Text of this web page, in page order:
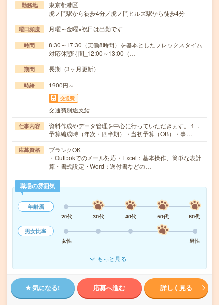
勤務地
東京都港区
虎ノ門駅から徒歩4分／虎ノ門ヒルズ駅から徒歩4分
曜日頻度 月曜～金曜※祝日は出勤です
時間
8:30～17:30（実働8時間）を基本としたフレックスタイム
対応休憩時間_12:00～13:00（…
期間 長期（3ヶ月更新）
時給 1900円～
交通費
交通費別途支給
仕事内容
資料作成やデータ管理を中心に行っていただきます。１．
予算編成時（年次・四半期）・当初予算（OB）・事…
応募資格
ブランクOK
・Outlookでのメール対応・Excel：基本操作、簡単な表計
算・書式設定・Word：送付書などの…
職場の雰囲気
年齢層
20代
30代 40代 50代
60代
男女比率
女性
男性
もっと見る
気になる! 応募へ進む 詳しく見る